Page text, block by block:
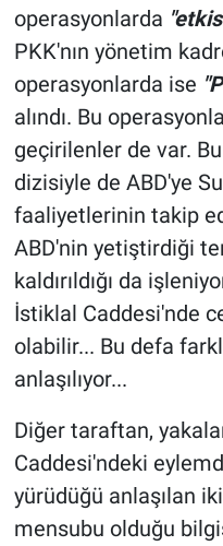
operasyonlarda
PKK'nın yönetim
operasyonlarda ise
alındı. Bu
geçirilenler de var.
dizisiyle de ABD'ye
faaliyetlerinin takip
ABD'nin yetiştirdiği
kaldırıldığı da
İstiklal Caddesi'nde
olabilir... Bu defa
anlaşılıyor...
Diğer taraftan,
Caddesi'ndeki
yürüdüğü anlaşılan
mensubu olduğu